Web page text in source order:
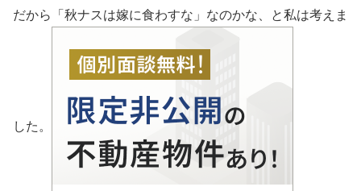
だから「秋ナスは嫁に食わすな」なのかな、と私は考えま
した。